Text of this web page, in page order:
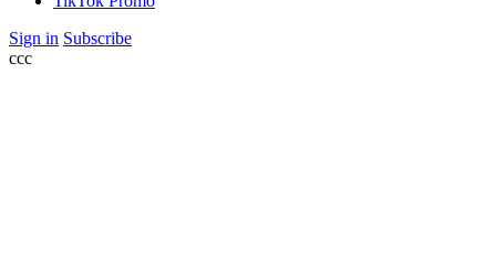
Sign in Subscribe
ссс